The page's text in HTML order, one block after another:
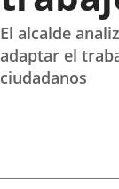
El alcalde
adaptar el
ciudadanos